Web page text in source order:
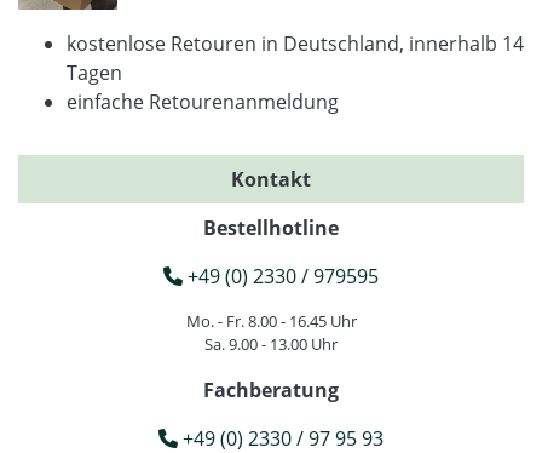
kostenlose Retouren in Deutschland, innerhalb 14
Tagen
einfache Retourenanmeldung
Kontakt
Bestellhotline
+49 (0) 2330 / 979595
Mo. - Fr. 8.00 - 16.45 Uhr
Sa. 9.00 - 13.00 Uhr
Fachberatung
+49 (0) 2330 / 97 95 93